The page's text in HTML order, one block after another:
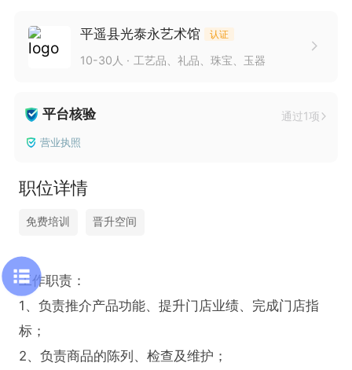
平遥县光泰永艺术馆 认证
10-30人 工艺品、礼品、珠宝、玉器
平台核验 通过1项
营业执照
职位详情
免费培训 晋升空间
工作职责：
1、负责推介产品功能、提升门店业绩、完成门店指
标；
2、负责商品的陈列、检查及维护；